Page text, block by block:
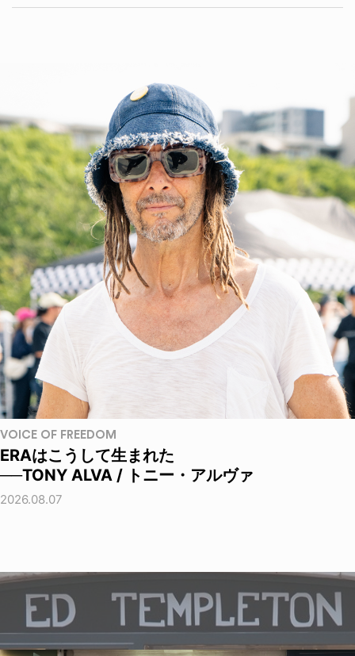
VOICE OF FREEDOM
ERAはこうして生まれた
──TONY ALVA / トニー・アルヴァ
2026.08.07